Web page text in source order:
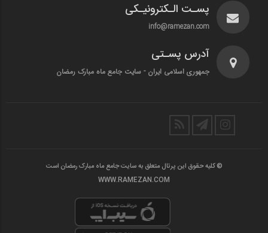
پسـت الـکترونیـکی
info@ramezan.com
آدرس پسـتی
جمهوری اسلامی ایران - سایت جامع ماه مبارک رمضان
© کلیه حقوق این پرتال متعلق به سایت جامع ماه مبارک رمضان است
WWW.RAMEZAN.COM